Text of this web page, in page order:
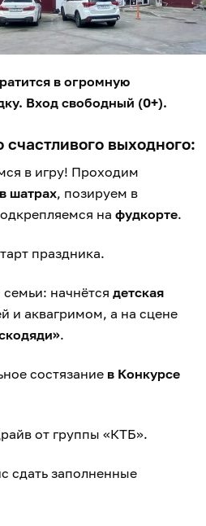
в огромную
Вход свободный (0+).
выходного:
в игру! Проходим
шатрах, позируем в
на фудкорте.
праздника.
начнётся детская
и аквагримом, а на сцене
.
состязание в Конкурсе
от группы «КТБ».
сдать заполненные